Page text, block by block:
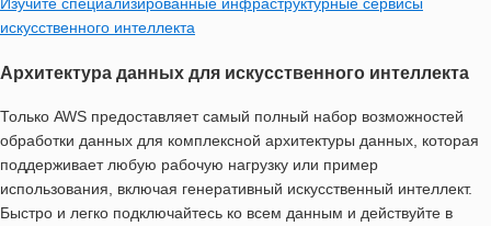
Изучите специализированные инфраструктурные сервисы
искусственного интеллекта
Архитектура данных для искусственного интеллекта
Только AWS предоставляет самый полный набор возможностей
обработки данных для комплексной архитектуры данных, которая
поддерживает любую рабочую нагрузку или пример
использования, включая генеративный искусственный интеллект.
Быстро и легко подключайтесь ко всем данным и действуйте в